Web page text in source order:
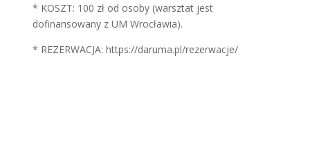
* KOSZT: 100 zł od osoby (warsztat jest
dofinansowany z UM Wrocławia).
* REZERWACJA: https://daruma.pl/rezerwacje/